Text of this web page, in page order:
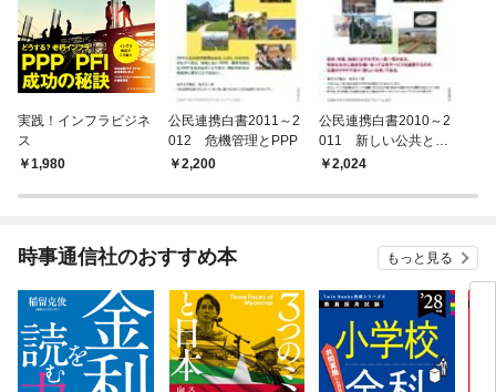
実践！インフラビジネ
ス
1,980
公民連携白書2011～2
012 危機管理とPPP
2,200
公民連携白書2010～2
011 新しい公共とPP
P 2,024
時事通信社のおすすめ本 もっと見る